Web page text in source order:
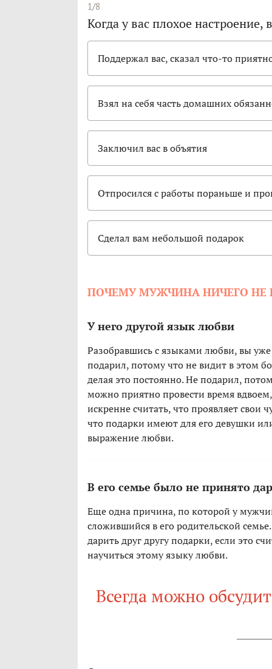
1/8
Когда у вас плохое
Поддержал вас, сказал что-то
Взял на себя часть домашних
Заключил вас в объятия
Отпросился с работы пораньше и
Сделал вам небольшой подарок
ПОЧЕМУ МУЖЧИНА НИЧЕГО НЕ
У него другой язык любви
Разобравшись с языками любви, вы уже
подарил, потому что не видит в этом
делая это постоянно. Не подарил,
можно приятно провести время
искренне считать, что проявляет свои
что подарки имеют для его девушки
выражение любви.
В его семье было не принято
Еще одна причина, по которой у
сложившийся в его родительской
дарить друг другу подарки, если это
научиться этому языку любви.
Всегда можно